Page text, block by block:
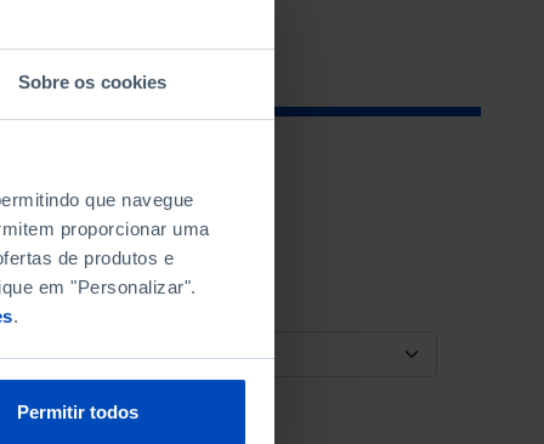
Sobre os cookies
que navegue
proporcionar uma
de produtos e
em "Personalizar".
.
Permitir todos
ORDENAR POR